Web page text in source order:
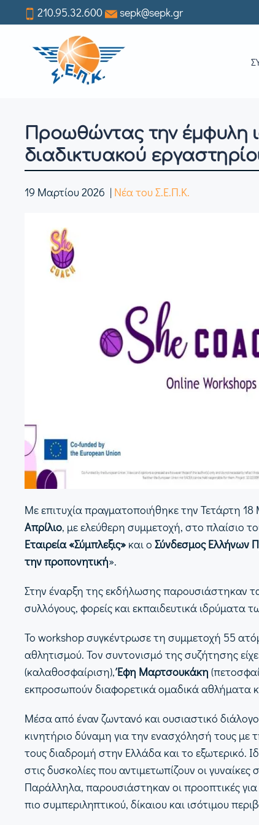
to
content
210.95.32.600 sepk@sepk.gr
Προωθώντας την έμφυλη
διαδικτυακού
19 Μαρτίου 2026 | Νέα του Σ.Ε.Π.Κ.
Με επιτυχία πραγματοποιήθηκε την Τετάρτη
Απρίλιο, με ελεύθερη συμμετοχή, στο πλαίσιο
Εταιρεία «Σύμπλεξις» και ο Σύνδεσμος Ελλήνων
την προπονητική».
Στην έναρξη της εκδήλωσης παρουσιάστηκαν
συλλόγους, φορείς και εκπαιδευτικά
Το workshop συγκέντρωσε τη συμμετοχή 55
αθλητισμού. Τον συντονισμό της συζήτησης
(καλαθοσφαίριση),Έφη Μαρτσουκάκη
εκπροσωπούν διαφορετικά ομαδικά αθλήματα
Μέσα από έναν ζωντανό και ουσιαστικό
κινητήριο δύναμη για την ενασχόλησή τους με
τους διαδρομή στην Ελλάδα και το εξωτερικό.
στις δυσκολίες που αντιμετωπίζουν οι
Παράλληλα, παρουσιάστηκαν οι προοπτικές
πιο συμπεριληπτικού, δίκαιου και ισότιμου